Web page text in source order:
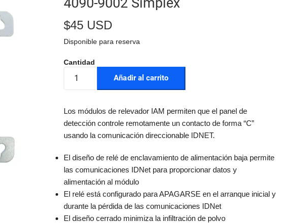
$45 USD
Disponible para reserva
Añadir al carrito
Los módulos de relevador IAM permiten que el panel de
detección controle remotamente un contacto de forma “C”
usando la comunicación direccionable IDNET.
El diseño de relé de enclavamiento de alimentación baja permite
las comunicaciones IDNet para proporcionar datos y
alimentación al módulo
El relé está configurado para APAGARSE en el arranque inicial y
durante la pérdida de las comunicaciones IDNet
El diseño cerrado minimiza la infiltración de polvo